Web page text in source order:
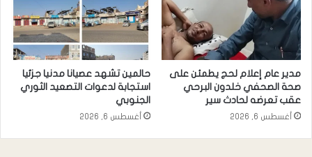
مدير عام إعلام لحج يطمئن على
صحة الصحفي خلدون البرحي
عقب تعرضه لحادث سير
أغسطس 6, 2026
حالمين تشهد عصيانا مدنيا جزئيا
استجابة لدعوات التصعيد الثوري
الجنوبي
أغسطس 6, 2026